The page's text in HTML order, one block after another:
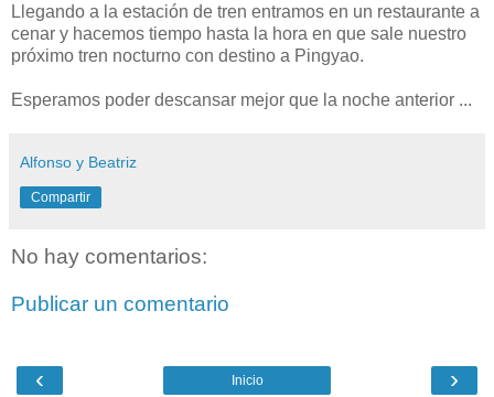
Llegando a la estación de tren entramos en un restaurante a
cenar y hacemos tiempo hasta la hora en que sale nuestro
próximo tren nocturno con destino a Pingyao.
Esperamos poder descansar mejor que la noche anterior ...
Alfonso y Beatriz
Compartir
No hay comentarios:
Publicar un comentario
‹ ›
Inicio